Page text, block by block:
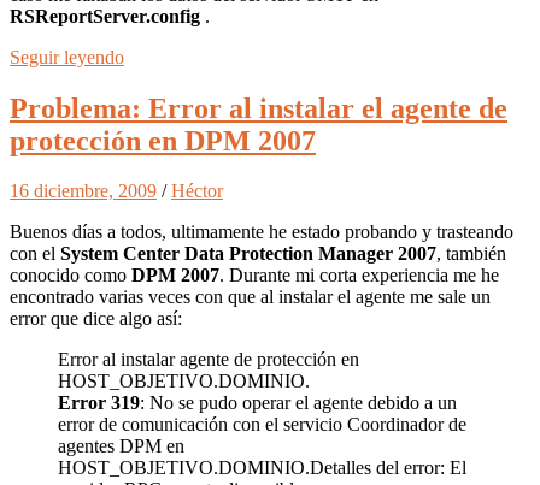
RSReportServer.config .
Seguir leyendo
Problema: Error al instalar el agente de
protección en DPM 2007
16 diciembre, 2009 /Héctor
Buenos días a todos, ultimamente he estado probando y trasteando
con el System Center Data Protection Manager 2007, también
conocido como DPM 2007. Durante mi corta experiencia me he
encontrado varias veces con que al instalar el agente me sale un
error que dice algo así:
Error al instalar agente de protección en
HOST_OBJETIVO.DOMINIO.
Error 319: No se pudo operar el agente debido a un
error de comunicación con el servicio Coordinador de
agentes DPM en
HOST_OBJETIVO.DOMINIO.Detalles del error: El